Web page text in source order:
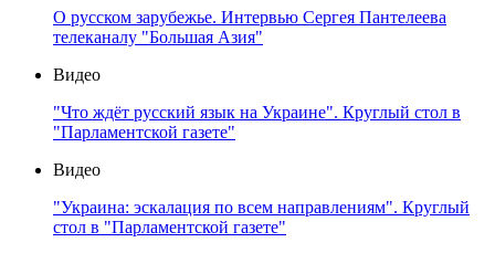
О русском зарубежье. Интервью Сергея Пантелеева
телеканалу "Большая Азия"
Видео
"Что ждёт русский язык на Украине". Круглый стол в
"Парламентской газете"
Видео
"Украина: эскалация по всем направлениям". Круглый
стол в "Парламентской газете"